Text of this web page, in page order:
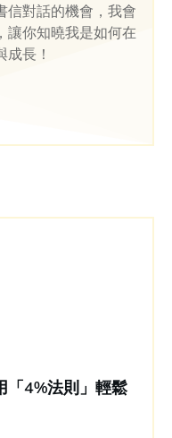
信對話的機會，我會
讓你知曉我是如何在
長！
「4%法則」輕鬆